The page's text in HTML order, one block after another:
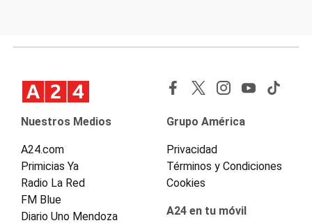
Nuestros Medios
A24.com
Primicias Ya
Radio La Red
FM Blue
Diario Uno Mendoza
Grupo América
Privacidad
Términos y Condiciones
Cookies
A24 en tu móvil